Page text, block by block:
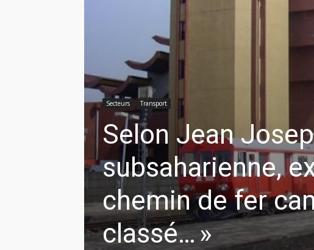
Secteurs Transport
Selon Jean
subsaharienne,
chemin de fer
classé… »